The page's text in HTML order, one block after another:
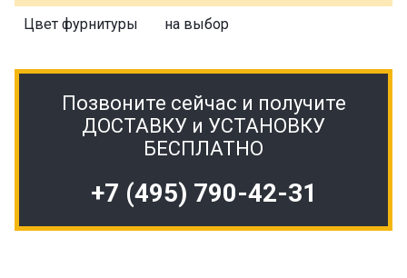
Цвет фурнитуры на выбор
Позвоните сейчас и получите
ДОСТАВКУ и УСТАНОВКУ
БЕСПЛАТНО
+7 (495) 790-42-31